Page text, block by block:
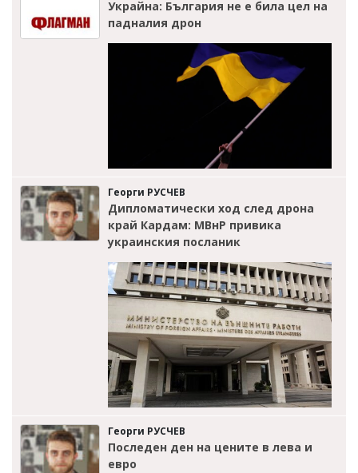
Украйна: България не е била цел на
падналия дрон
Георги РУСЧЕВ
Дипломатически ход след дрона
край Кардам: МВнР привика
украинския посланик
Георги РУСЧЕВ
Последен ден на цените в лева и
евро